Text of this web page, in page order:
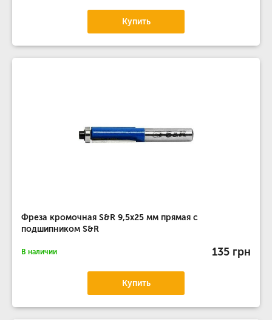
Купить
Фреза кромочная S&R 9,5х25 мм прямая с
подшипником S&R
В наличии 135 грн
Купить